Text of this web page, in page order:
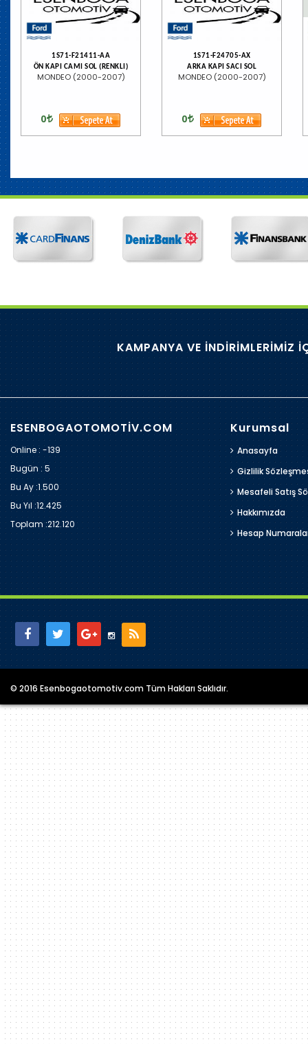
1S71-F21411-AA
ÖN KAPI CAMI SOL (RENKLI)
MONDEO (2000-2007)
0
1S71-F24705-AX
ARKA KAPI SACI SOL
MONDEO (2000-2007)
0
KAMPANYA VE İNDİRİMLERİMİZ
ESENBOGAOTOMOTİV.COM
Online : -139
Bugün :5
Bu Ay :1.500
Bu Yıl :12.425
Toplam :212.120
Kurumsal
Anasayfa
Gizlilik
Mesafeli Satış
Hakkımızda
Hesap
© 2016 Esenbogaotomotiv.com Tüm Hakları Saklıdır.